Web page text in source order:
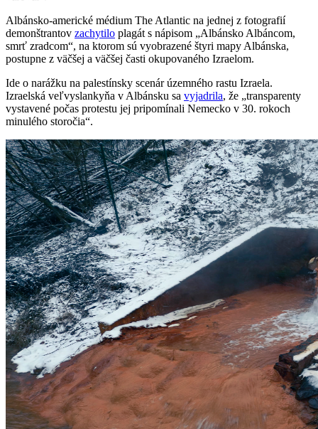
Albánsko-americké médium The Atlantic na jednej z fotografií
demonštrantov zachytilo plagát s nápisom „Albánsko Albáncom,
smrť zradcom“, na ktorom sú vyobrazené štyri mapy Albánska,
postupne z väčšej a väčšej časti okupovaného Izraelom.
Ide o narážku na palestínsky scenár územného rastu Izraela.
Izraelská veľvyslankyňa v Albánsku sa vyjadrila, že „transparenty
vystavené počas protestu jej pripomínali Nemecko v 30. rokoch
minulého storočia“.